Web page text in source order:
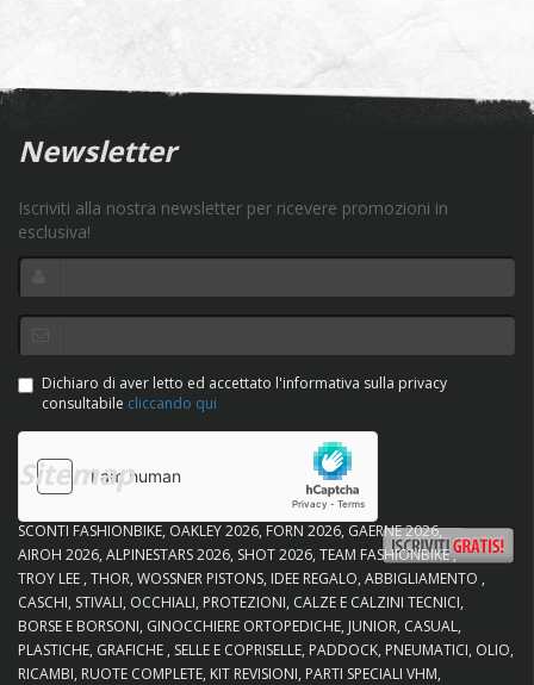
Newsletter
Iscriviti alla nostra newsletter per ricevere promozioni in
esclusiva!
Dichiaro di aver letto ed accettato l'informativa sulla privacy
consultabile cliccando qui
Sitemap
SCONTI FASHIONBIKE OAKLEY 2026 FORN 2026 GAERNE 2026
AIROH 2026 ALPINESTARS 2026 SHOT 2026 TEAM FASHIONBIKE
TROY LEE THOR WOSSNER PISTONS IDEE REGALO ABBIGLIAMENTO
CASCHI STIVALI OCCHIALI PROTEZIONI CALZE E CALZINI TECNICI
BORSE E BORSONI GINOCCHIERE ORTOPEDICHE JUNIOR CASUAL
PLASTICHE GRAFICHE SELLE E COPRISELLE PADDOCK PNEUMATICI OLIO
RICAMBI RUOTE COMPLETE KIT REVISIONI PARTI SPECIALI VHM